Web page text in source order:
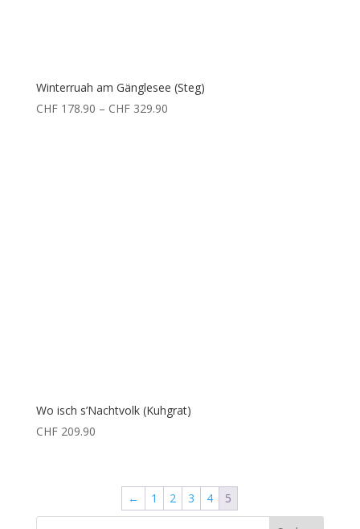
Winterruah am Gänglesee (Steg)
CHF178.90 – CHF329.90Preisspanne:
Wo isch s’Nachtvolk (Kuhgrat)
CHF209.90
← 1 2 3 4 5